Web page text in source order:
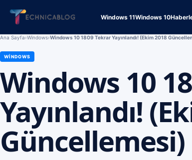
Windows 11Windows 10
Ana Sayfa›Windows›Windows 10 1809 Tekrar Yayınlandı! (Ekim 2018
WINDOWS
Windows 10
Yayınlandı!
Güncellemesi)